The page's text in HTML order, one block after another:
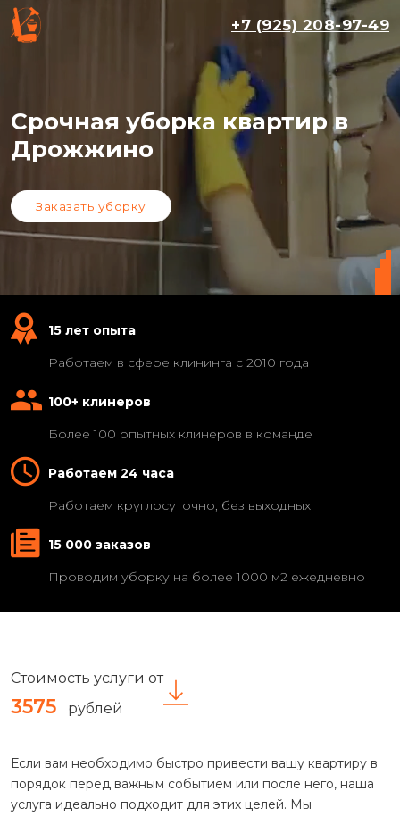
+7 (925) 208-97-49
Срочная уборка квартир в
Дрожжино
Заказать уборку
15 лет опыта
Работаем в сфере клининга с 2010 года
100+ клинеров
Более 100 опытных клинеров в команде
Работаем 24 часа
Работаем круглосуточно, без выходных
15 000 заказов
Проводим уборку на более 1000 м2 ежедневно
Стоимость услуги от
3575 рублей
Если вам необходимо быстро привести вашу квартиру в
порядок перед важным событием или после него, наша
услуга идеально подходит для этих целей. Мы